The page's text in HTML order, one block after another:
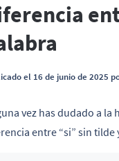
el 16 de junio de 2025
vez has dudado a
entre “si” sin tilde